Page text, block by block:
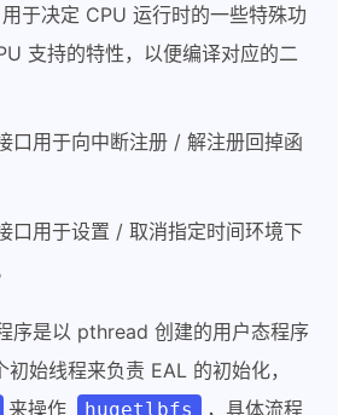
于决定 CPU 运行时的一些特殊功
支持的特性，以便编译对应的二
口用于向中断注册 / 解注册回掉函
口用于设置 / 取消指定时间环境下
序是以 pthread 创建的用户态程序
始线程来负责 EAL 的初始化，
来操作 hugetlbfs
，具体流程